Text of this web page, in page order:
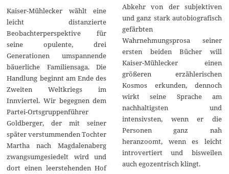
Kaiser-Mühlecker wählt eine
leicht distanzierte
Beobachterperspektive für
seine opulente, drei
Generationen umspannende
bäuerliche Familiensaga. Die
Handlung beginnt am Ende des
Zweiten Weltkriegs im
Innviertel. Wir begegnen dem
Partei-Ortsgruppenführer
Goldberger, der mit seiner
später verstummenden Tochter
Martha nach Magdalenaberg
zwangsumgesiedelt wird und
dort einen leerstehenden Hof
Abkehr von der subjektiven
und ganz stark autobiografisch
gefärbten
Wahrnehmungsprosa seiner
ersten beiden Bücher will
Kaiser-Mühlecker einen
größeren erzählerischen
Kosmos erkunden, dennoch
wirkt seine Sprache am
nachhaltigsten und
intensivsten, wenn er die
Personen ganz nah
heranzoomt, wenn es leicht
introvertiert und bisweilen
auch egozentrisch klingt.